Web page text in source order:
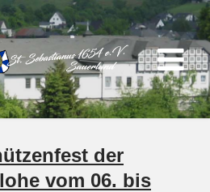
der
vom 06. bis